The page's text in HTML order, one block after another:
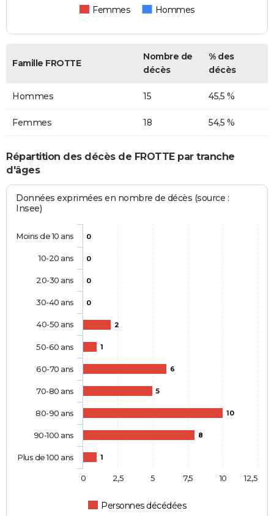
Femmes Hommes
Famille FROTTE
Nombre de
décès
% des
décès
Hommes 15 45,5 %
Femmes 18 54,5 %
Répartition des décès de FROTTE par tranche
d'âges
Données exprimées en nombre de décès (source :
Insee)
0
0
0
0
2
1
6
5
10
8
1
Personnes décédées
Moins de 10 ans
10-20 ans
20-30 ans
30-40 ans
40-50 ans
50-60 ans
60-70 ans
70-80 ans
80-90 ans
90-100 ans
Plus de 100 ans
0 10
2,5 5 7,5 12,5